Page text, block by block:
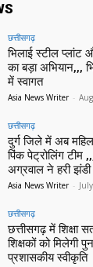
छत्तीसगढ़
भिलाई स्टील प्लांट
का बड़ा अभियान,,,
में स्वागत
Asia News Writer -
छत्तीसगढ़
दुर्ग जिले में अब
पिंक पेट्रोलिंग टीम
अग्रवाल ने हरी
Asia News Writer -
छत्तीसगढ़
छत्तीसगढ़ में
शिक्षकों को मिलेगी
प्रशासकीय स्वीकृति